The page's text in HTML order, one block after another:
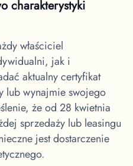
charakterystyki
właściciel
jak i
aktualny certyfikat
lub wynajmie swojego
że od 28 kwietnia
sprzedaży lub leasingu
jest dostarczenie